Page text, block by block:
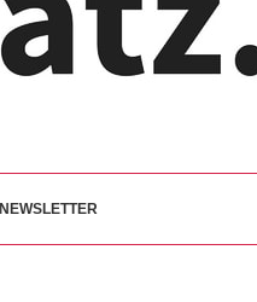
NEWSLETTER